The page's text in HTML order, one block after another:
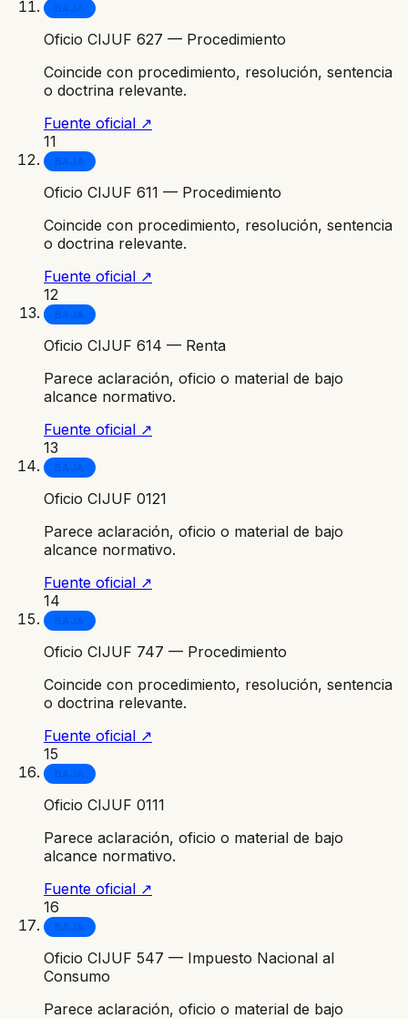
BAJA
Oficio CIJUF 627 — Procedimiento
Coincide con procedimiento, resolución, sentencia
o doctrina relevante.
Fuente oficial ↗
11
BAJA
Oficio CIJUF 611 — Procedimiento
Coincide con procedimiento, resolución, sentencia
o doctrina relevante.
Fuente oficial ↗
12
BAJA
Oficio CIJUF 614 — Renta
Parece aclaración, oficio o material de bajo
alcance normativo.
Fuente oficial ↗
13
BAJA
Oficio CIJUF 0121
Parece aclaración, oficio o material de bajo
alcance normativo.
Fuente oficial ↗
14
BAJA
Oficio CIJUF 747 — Procedimiento
Coincide con procedimiento, resolución, sentencia
o doctrina relevante.
Fuente oficial ↗
15
BAJA
Oficio CIJUF 0111
Parece aclaración, oficio o material de bajo
alcance normativo.
Fuente oficial ↗
16
BAJA
Oficio CIJUF 547 — Impuesto Nacional al
Consumo
Parece aclaración, oficio o material de bajo